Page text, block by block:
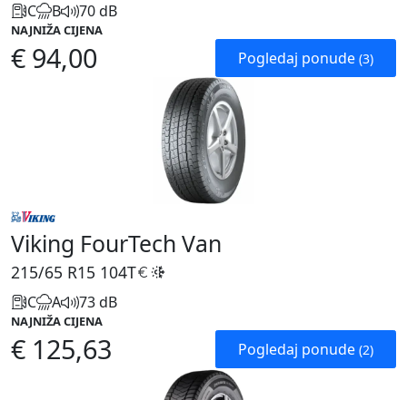
C B 70 dB
NAJNIŽA CIJENA
€ 94,00 Pogledaj ponude (3)
Viking FourTech Van
215/65 R15 104T
C A 73 dB
NAJNIŽA CIJENA
€ 125,63 Pogledaj ponude (2)